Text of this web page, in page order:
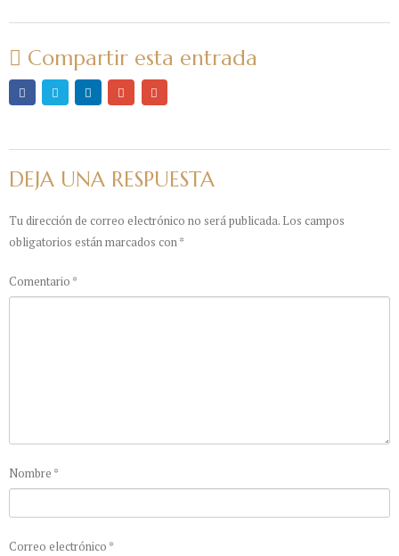
Compartir esta entrada
DEJA UNA RESPUESTA
Tu dirección de correo electrónico no será publicada. Los campos
obligatorios están marcados con*
Comentario *
Nombre *
Correo electrónico *